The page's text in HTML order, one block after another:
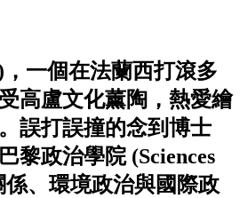
一個在法蘭西打滾多
高盧文化薰陶，熱愛繪
誤打誤撞的念到博士
黎政治學院 (Sciences
、環境政治與國際政